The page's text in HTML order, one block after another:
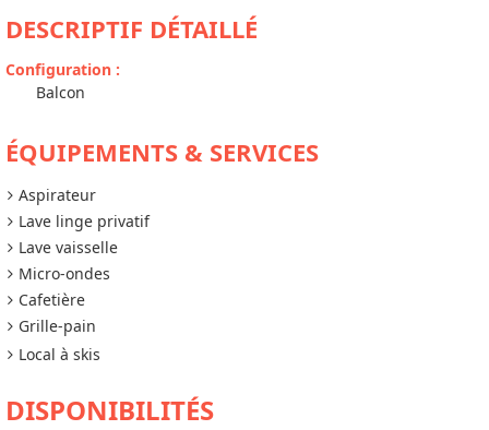
DESCRIPTIF DÉTAILLÉ
Configuration :
Balcon
ÉQUIPEMENTS & SERVICES
Aspirateur
Lave linge privatif
Lave vaisselle
Micro-ondes
Cafetière
Grille-pain
Local à skis
DISPONIBILITÉS